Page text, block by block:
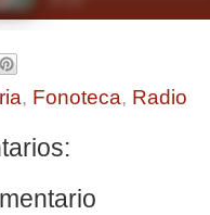
, Fonoteca, Radio